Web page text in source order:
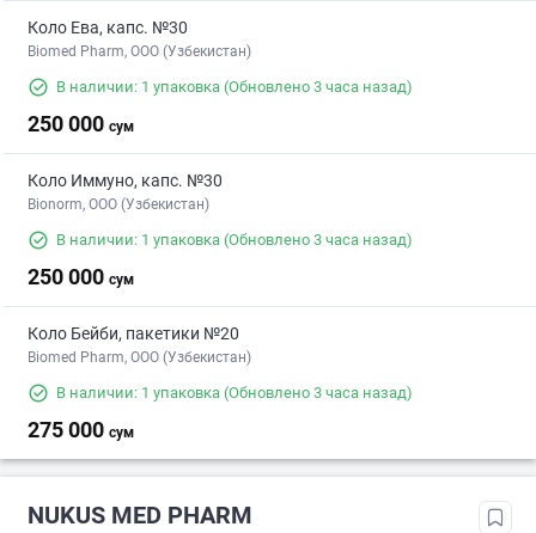
Коло Ева, капс. №30
Biomed Pharm, OOO (Узбекистан)
В наличии: 1 упаковка (Обновлено 3 часа назад)
250 000 сум
Коло Иммуно, капс. №30
Bionorm, OOO (Узбекистан)
В наличии: 1 упаковка (Обновлено 3 часа назад)
250 000 сум
Коло Бейби, пакетики №20
Biomed Pharm, OOO (Узбекистан)
В наличии: 1 упаковка (Обновлено 3 часа назад)
275 000 сум
NUKUS MED PHARM